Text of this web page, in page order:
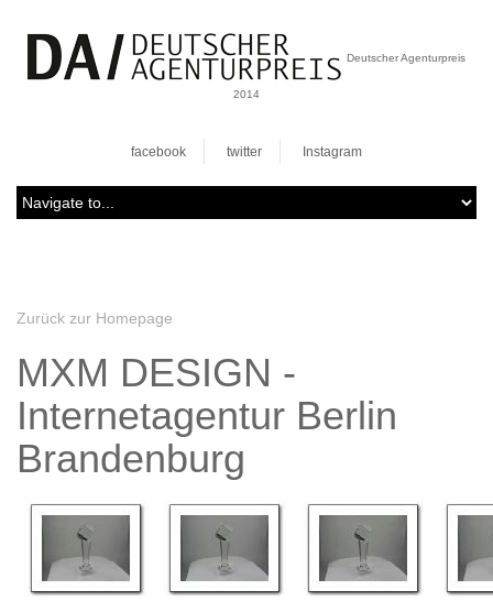
Deutscher Agenturpreis
2014
facebook twitter Instagram
Zurück zur Homepage
MXM DESIGN -
Internetagentur Berlin
Brandenburg